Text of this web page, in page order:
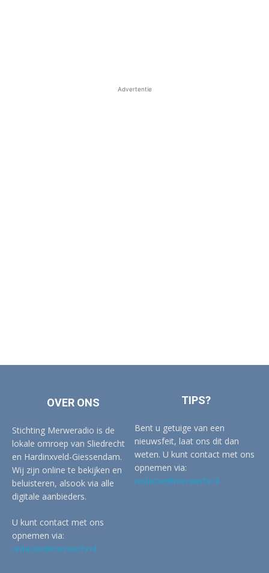
Advertentie
OVER ONS
Stichting Merweradio is de
lokale omroep van Sliedrecht
en Hardinxveld-Giessendam.
Wij zijn online te bekijken en
beluisteren, alsook via alle
digitale aanbieders.
U kunt contact met ons
opnemen via:
redactie@merwertv.nl
TIPS?
Bent u getuige van een
nieuwsfeit, laat ons dit dan
weten. U kunt contact met ons
opnemen via:
redactie@merwertv.nl